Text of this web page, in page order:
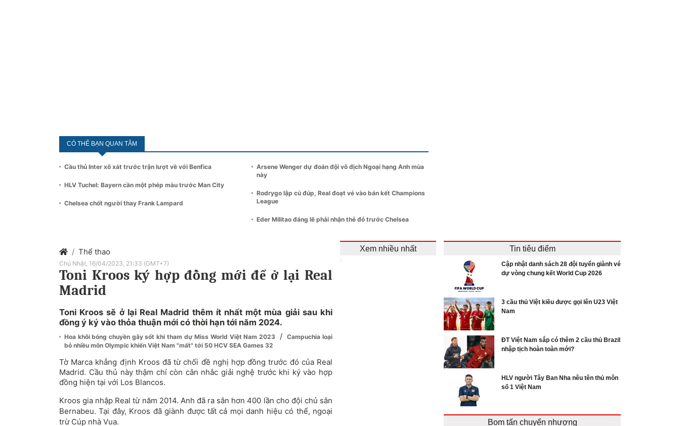
CÓ THỂ BẠN QUAN TÂM
Cầu thủ Inter xô xát trước trận lượt về với Benfica
HLV Tuchel: Bayern cần một phép màu trước Man City
Chelsea chốt người thay Frank Lampard
Arsene Wenger dự đoán đội vô địch Ngoại hạng Anh mùa
này
Rodrygo lập cú đúp, Real đoạt vé vào bán kết Champions
League
Eder Militao đáng lẽ phải nhận thẻ đỏ trước Chelsea
Thể thao
Chủ Nhật, 16/04/2023, 21:33 (GMT+7)
Toni Kroos ký hợp đồng mới để ở lại Real
Madrid
Toni Kroos sẽ ở lại Real Madrid thêm ít nhất một mùa giải sau khi
đồng ý ký vào thỏa thuận mới có thời hạn tới năm 2024.
Hoa khôi bóng chuyền gây sốt khi tham dự Miss World Việt Nam 2023 /
Campuchia loại
bỏ nhiều môn Olympic khiến Việt Nam "mất" tới 50 HCV SEA Games 32
Tờ Marca khẳng định Kroos đã từ chối đề nghị hợp đồng trước đó của Real
Madrid. Cầu thủ này thậm chí còn cân nhắc giải nghệ trước khi ký vào hợp
đồng hiện tại với Los Blancos.
Kroos gia nhập Real từ năm 2014. Anh đã ra sân hơn 400 lần cho đội chủ sân
Bernabeu. Tại đây, Kroos đã giành được tất cả mọi danh hiệu có thể, ngoại
trừ Cúp nhà Vua.
Xem nhiều nhất Tin tiêu điểm
Cập nhật danh sách 28 đội tuyển giành vé
dự vòng chung kết World Cup 2026
3 cầu thủ Việt kiều được gọi lên U23 Việt
Nam
ĐT Việt Nam sắp có thêm 2 cầu thủ Brazil
nhập tịch hoàn toàn mới?
HLV người Tây Ban Nha nêu tên thủ môn
số 1 Việt Nam
Bom tấn chuyển nhượng